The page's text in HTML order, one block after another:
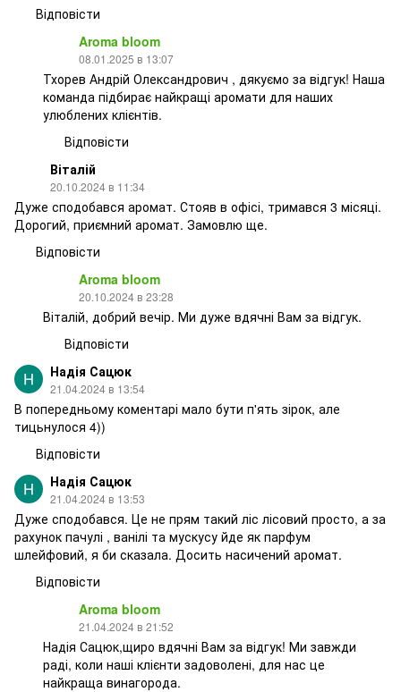
Відповісти
Aroma bloom
08.01.2025 в 13:07
Тхорев Андрій Олександрович , дякуємо за відгук! Наша
команда підбирає найкращі аромати для наших
улюблених клієнтів.
Відповісти
Віталій
20.10.2024 в 11:34
Дуже сподобався аромат. Стояв в офісі, тримався 3 місяці.
Дорогий, приємний аромат. Замовлю ще.
Відповісти
Aroma bloom
20.10.2024 в 23:28
Віталій, добрий вечір. Ми дуже вдячні Вам за відгук.
Відповісти
Надія Сацюк
21.04.2024 в 13:54
В попередньому коментарі мало бути п'ять зірок, але
тицьнулося 4))
Відповісти
Надія Сацюк
21.04.2024 в 13:53
Дуже сподобався. Це не прям такий ліс лісовий просто, а за
рахунок пачулі , ванілі та мускусу йде як парфум
шлейфовий, я би сказала. Досить насичений аромат.
Відповісти
Aroma bloom
21.04.2024 в 21:52
Надія Сацюк,щиро вдячні Вам за відгук! Ми завжди
раді, коли наші клієнти задоволені, для нас це
найкраща винагорода.